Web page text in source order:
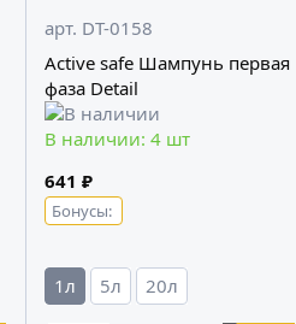
арт. DT-0158
Active safe Шампунь первая
фаза Detail
В наличии: 4 шт
641 ₽
Бонусы:
1л 5л 20л